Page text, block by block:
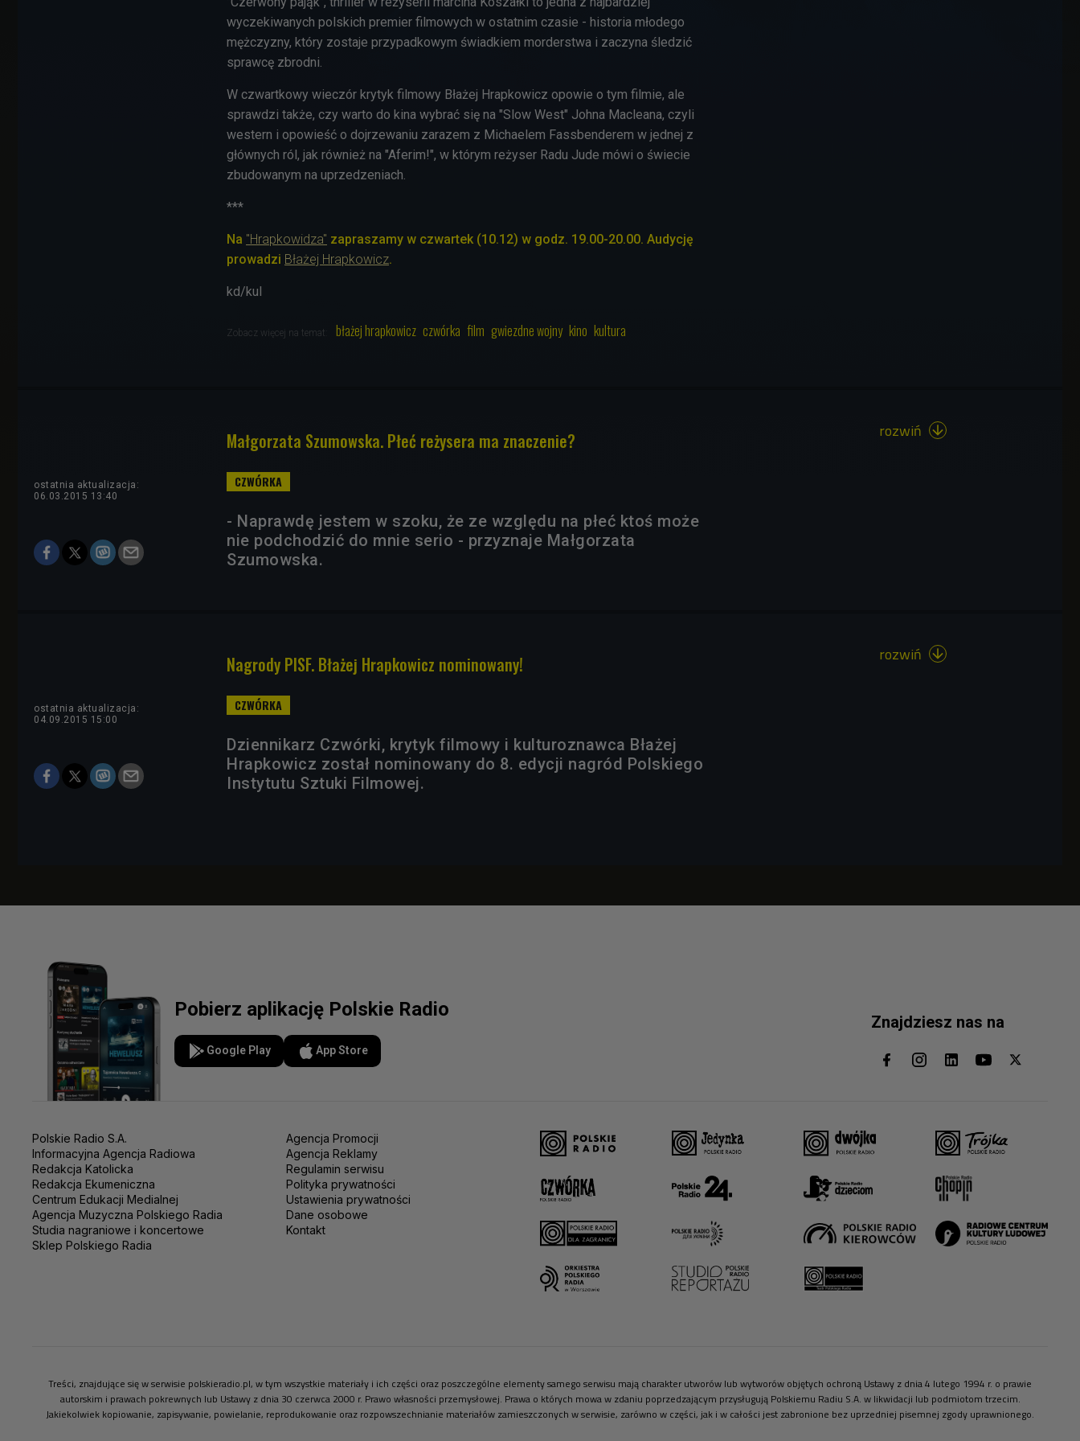
wyczekiwanych polskich premier filmowych w ostatnim czasie - historia młodego
mężczyzny, który zostaje przypadkowym świadkiem morderstwa i zaczyna śledzić
sprawcę zbrodni.
W czwartkowy wieczór krytyk filmowy Błażej Hrapkowicz opowie o tym filmie, ale
sprawdzi także, czy warto do kina wybrać się na "Slow West" Johna Macleana, czyli
western i opowieść o dojrzewaniu zarazem z Michaelem Fassbenderem w jednej z
głównych ról, jak również na "Aferim!", w którym reżyser Radu Jude mówi o świecie
zbudowanym na uprzedzeniach.
***
Na "Hrapkowidza" zapraszamy w czwartek (10.12) w godz. 19.00-20.00. Audycję
prowadzi Błażej Hrapkowicz.
kd/kul
Zobacz więcej na temat: błażej hrapkowicz czwórka film gwiezdne wojny kino kultura
Małgorzata Szumowska. Płeć reżysera ma znaczenie?
ostatnia aktualizacja:
06.03.2015 13:40
- Naprawdę jestem w szoku, że ze względu na płeć ktoś może
nie podchodzić do mnie serio - przyznaje Małgorzata
Szumowska.
rozwiń 
Nagrody PISF. Błażej Hrapkowicz nominowany!
ostatnia aktualizacja:
04.09.2015 15:00
Dziennikarz Czwórki, krytyk filmowy i kulturoznawca Błażej
Hrapkowicz został nominowany do 8. edycji nagród Polskiego
Instytutu Sztuki Filmowej.
rozwiń 
Pobierz aplikację Polskie Radio
Google Play App Store
Znajdziesz nas na
Polskie Radio S.A.
Informacyjna Agencja Radiowa
Redakcja Katolicka
Redakcja Ekumeniczna
Centrum Edukacji Medialnej
Agencja Muzyczna Polskiego Radia
Studia nagraniowe i koncertowe
Sklep Polskiego Radia
Agencja Promocji
Agencja Reklamy
Regulamin serwisu
Polityka prywatności
Ustawienia prywatności
Dane osobowe
Kontakt
Treści, znajdujące się w serwisie polskieradio.pl, w tym wszystkie materiały i ich części oraz poszczególne elementy samego serwisu mają charakter utworów lub wytworów objętych ochroną Ustawy z dnia 4 lutego 1994 r. o prawie
autorskim i prawach pokrewnych lub Ustawy z dnia 30 czerwca 2000 r. Prawo własności przemysłowej. Prawa o których mowa w zdaniu poprzedzającym przysługują Polskiemu Radiu S.A. w likwidacji lub podmiotom trzecim.
Jakiekolwiek kopiowanie, zapisywanie, powielanie, reprodukowanie oraz rozpowszechnianie materiałów zamieszczonych w serwisie, zarówno w części, jak i w całości jest zabronione bez uprzedniej pisemnej zgody uprawnionego.